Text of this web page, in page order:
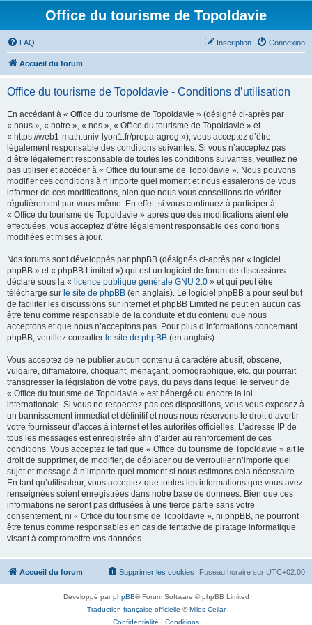
Office du tourisme de Topoldavie
FAQ Connexion
Inscription
Accueil du forum
Office du tourisme de Topoldavie - Conditions d’utilisation
En accédant à « Office du tourisme de Topoldavie » (désigné ci-après par
« nous », « notre », « nos », « Office du tourisme de Topoldavie » et
« https://web1-math.univ-lyon1.fr/prepa-agreg »), vous acceptez d’être
légalement responsable des conditions suivantes. Si vous n’acceptez pas
d’être légalement responsable de toutes les conditions suivantes, veuillez ne
pas utiliser et accéder à « Office du tourisme de Topoldavie ». Nous pouvons
modifier ces conditions à n’importe quel moment et nous essaierons de vous
informer de ces modifications, bien que nous vous conseillons de vérifier
régulièrement par vous-même. En effet, si vous continuez à participer à
« Office du tourisme de Topoldavie » après que des modifications aient été
effectuées, vous acceptez d’être légalement responsable des conditions
modifiées et mises à jour.
Nos forums sont développés par phpBB (désignés ci-après par « logiciel
phpBB » et « phpBB Limited ») qui est un logiciel de forum de discussions
déclaré sous la « licence publique générale GNU 2.0 » et qui peut être
téléchargé sur le site de phpBB (en anglais). Le logiciel phpBB a pour seul but
de faciliter les discussions sur internet et phpBB Limited ne peut en aucun cas
être tenu comme responsable de la conduite et du contenu que nous
acceptons et que nous n’acceptons pas. Pour plus d’informations concernant
phpBB, veuillez consulter le site de phpBB (en anglais).
Vous acceptez de ne publier aucun contenu à caractère abusif, obscène,
vulgaire, diffamatoire, choquant, menaçant, pornographique, etc. qui pourrait
transgresser la législation de votre pays, du pays dans lequel le serveur de
« Office du tourisme de Topoldavie » est hébergé ou encore la loi
internationale. Si vous ne respectez pas ces dispositions, vous vous exposez à
un bannissement immédiat et définitif et nous nous réservons le droit d’avertir
votre fournisseur d’accès à internet et les autorités officielles. L’adresse IP de
tous les messages est enregistrée afin d’aider au renforcement de ces
conditions. Vous acceptez le fait que « Office du tourisme de Topoldavie » ait le
droit de supprimer, de modifier, de déplacer ou de verrouiller n’importe quel
sujet et message à n’importe quel moment si nous estimons cela nécessaire.
En tant qu’utilisateur, vous acceptez que toutes les informations que vous avez
renseignées soient enregistrées dans notre base de données. Bien que ces
informations ne seront pas diffusées à une tierce partie sans votre
consentement, ni « Office du tourisme de Topoldavie », ni phpBB, ne pourront
être tenus comme responsables en cas de tentative de piratage informatique
visant à compromettre vos données.
Accueil du forum Fuseau horaire sur UTC+02:00
Supprimer les cookies
Développé parphpBB® Forum Software © phpBB Limited
Traduction française officielle ©Miles Cellar
Confidentialité | Conditions